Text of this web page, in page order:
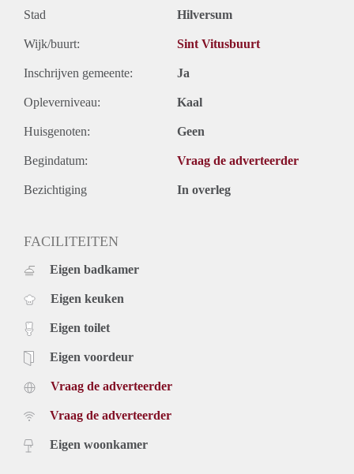
Stad Hilversum
Wijk/buurt: Sint Vitusbuurt
Inschrijven gemeente: Ja
Opleverniveau: Kaal
Huisgenoten: Geen
Begindatum: Vraag de adverteerder
Bezichtiging In overleg
FACILITEITEN
Eigen badkamer
Eigen keuken
Eigen toilet
Eigen voordeur
Vraag de adverteerder
Vraag de adverteerder
Eigen woonkamer